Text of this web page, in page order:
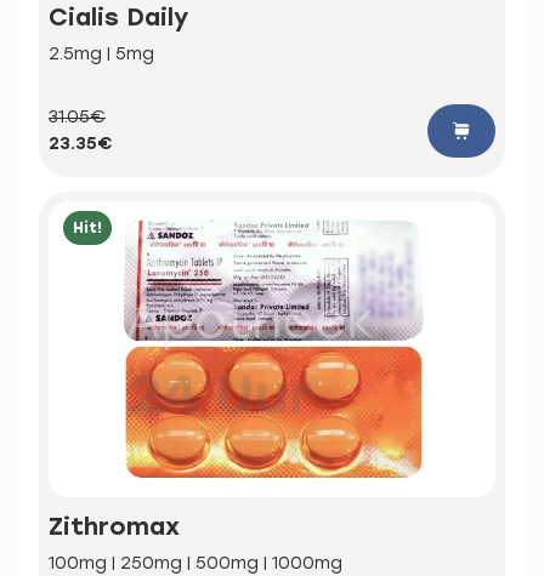
Cialis Daily
2.5mg | 5mg
31.05€
23.35€
Hit!
Zithromax
100mg | 250mg | 500mg | 1000mg